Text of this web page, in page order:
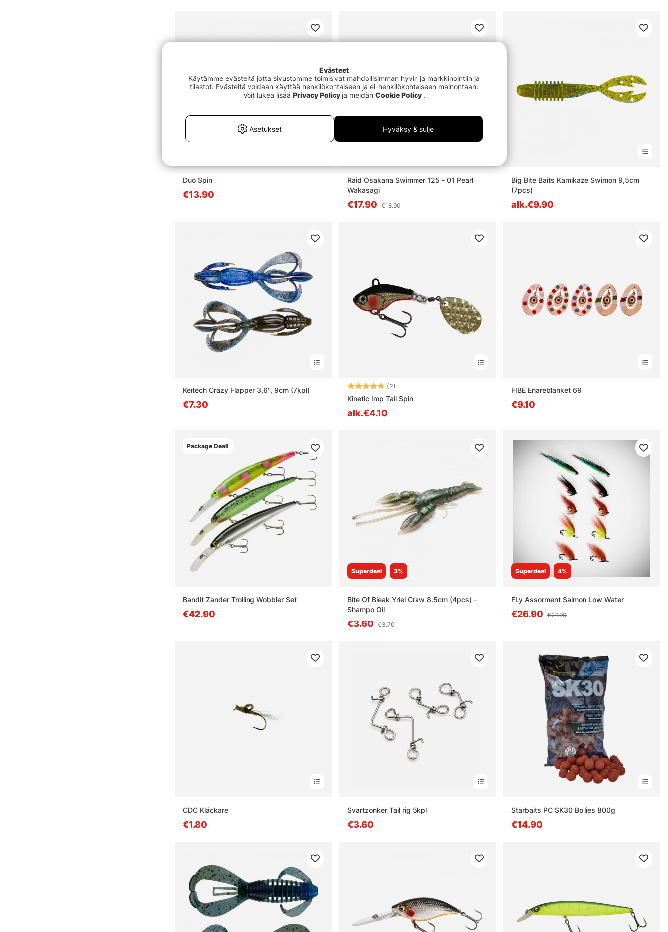
Duo Spin
€13.90
Raid Osakana Swimmer 125 - 01 Pearl
Wakasagi
€17.90 €18.90
Big Bite Baits Kamikaze Swimon 9,5cm
(7pcs)
alk.€9.90
Keitech Crazy Flapper 3,6'', 9cm (7kpl)
€7.30
Arvio: (2)
Kinetic Imp Tail Spin
alk.€4.10
FIBE Enareblänket 69
€9.10
Package Deal!
Bandit Zander Trolling Wobbler Set
€42.90
Superdeal 3%
Bite Of Bleak Yriel Craw 8.5cm (4pcs) -
Shampo Oil
€3.60 €3.70
Superdeal 4%
FLy Assorment Salmon Low Water
€26.90 €27.90
CDC Kläckare
€1.80
Svartzonker Tail rig 5kpl
€3.60
Starbaits PC SK30 Boilies 800g
€14.90
Evästeet
Käytämme evästeitä jotta sivustomme toimisivat mahdollisimman hyvin ja markkinointiin ja
tilastot. Evästeitä voidaan käyttää henkilökohtaiseen ja ei-henkilökohtaiseen mainontaan.
Voit lukea lisää Privacy Policy ja meidän Cookie Policy .
Asetukset Hyväksy & sulje